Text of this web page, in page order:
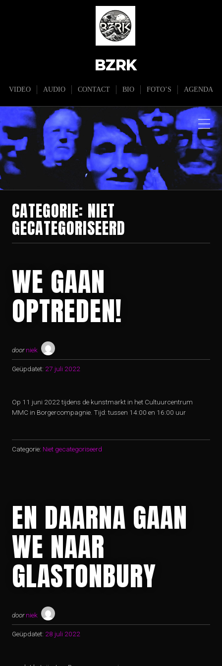
BZRK
VIDEO AUDIO CONTACT BIO FOTO’S AGENDA
CATEGORIE: NIET
GECATEGORISEERD
WE GAAN
OPTREDEN!
door niek
Geüpdatet: 27 juli 2022
Op 11 juni 2022 tijdens de kunstmarkt in het Cultuurcentrum
MMC in Borgercompagnie. Tijd: tussen 14:00 en 16:00 uur
Categorie: Niet gecategoriseerd
EN DAARNA GAAN
WE NAAR
GLASTONBURY
door niek
Geüpdatet: 28 juli 2022